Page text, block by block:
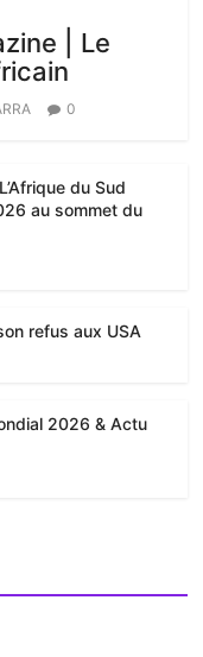
| Le
0
du Sud
au sommet du
refus aux USA
2026 & Actu